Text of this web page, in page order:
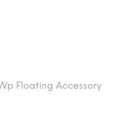
Floating Accessory